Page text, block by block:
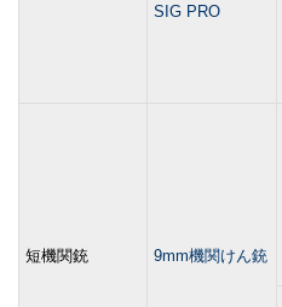
SIG PRO
短機関銃 9mm機関けん銃